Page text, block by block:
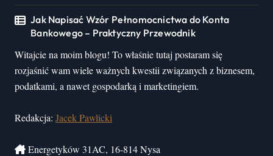
Jak Napisać Wzór Pełnomocnictwa do Konta
Bankowego – Praktyczny Przewodnik
Witajcie na moim blogu! To właśnie tutaj postaram się
rozjaśnić wam wiele ważnych kwestii związanych z biznesem,
podatkami, a nawet gospodarką i marketingiem.
Redakcja: Jacek Pawlicki
Energetyków 31AC, 16-814 Nysa